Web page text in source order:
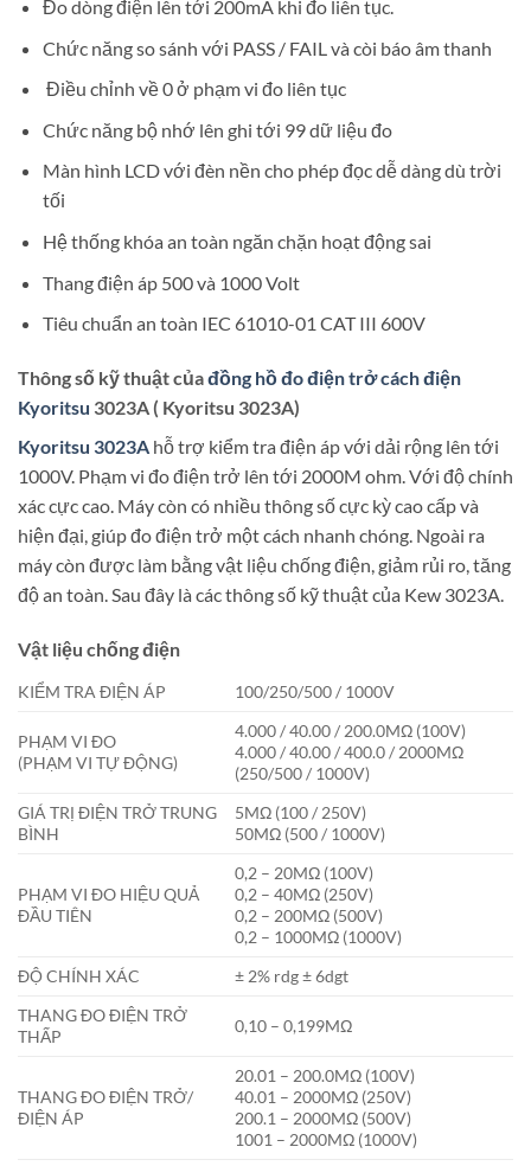
Đo dòng điện lên tới 200mA khi đo liên tục.
Chức năng so sánh với PASS / FAIL và còi báo âm thanh
Điều chỉnh về 0 ở phạm vi đo liên tục
Chức năng bộ nhớ lên ghi tới 99 dữ liệu đo
Màn hình LCD với đèn nền cho phép đọc dễ dàng dù trời
tối
Hệ thống khóa an toàn ngăn chặn hoạt động sai
Thang điện áp 500 và 1000 Volt
Tiêu chuẩn an toàn IEC 61010-01 CAT III 600V
Thông số kỹ thuật củađồng hồ đo điện trở cách điện
Kyoritsu 3023A ( Kyoritsu 3023A)
Kyoritsu 3023A hỗ trợ kiểm tra điện áp với dải rộng lên tới
1000V. Phạm vi đo điện trở lên tới 2000M ohm. Với độ chính
xác cực cao. Máy còn có nhiều thông số cực kỳ cao cấp và
hiện đại, giúp đo điện trở một cách nhanh chóng. Ngoài ra
máy còn được làm bằng vật liệu chống điện, giảm rủi ro, tăng
độ an toàn. Sau đây là các thông số kỹ thuật của Kew 3023A.
Vật liệu chống điện
KIỂM TRA ĐIỆN ÁP 100/250/500 / 1000V
PHẠM VI ĐO
(PHẠM VI TỰ ĐỘNG)
4.000 / 40.00 / 200.0MΩ (100V)
4.000 / 40.00 / 400.0 / 2000MΩ
(250/500 / 1000V)
GIÁ TRỊ ĐIỆN TRỞ TRUNG
BÌNH
5MΩ (100 / 250V)
50MΩ (500 / 1000V)
PHẠM VI ĐO HIỆU QUẢ
ĐẦU TIÊN
0,2 – 20MΩ (100V)
0,2 – 40MΩ (250V)
0,2 – 200MΩ (500V)
0,2 – 1000MΩ (1000V)
ĐỘ CHÍNH XÁC
± 2% rdg ± 6dgt
THANG ĐO ĐIỆN TRỞ
THẤP
0,10 – 0,199MΩ
THANG ĐO ĐIỆN TRỞ/
ĐIỆN ÁP
20.01 – 200.0MΩ (100V)
40.01 – 2000MΩ (250V)
200.1 – 2000MΩ (500V)
1001 – 2000MΩ (1000V)